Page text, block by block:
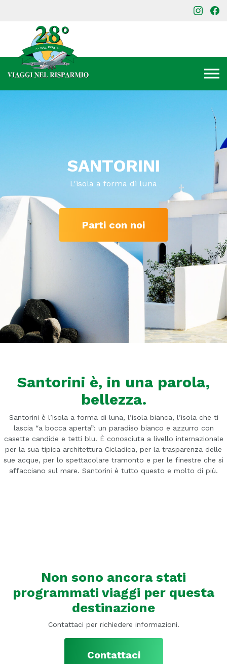
SANTORINI
L'isola a forma di luna
Parti con noi
Santorini è, in una parola,
bellezza.
Santorini è l’isola a forma di luna, l’isola bianca, l’isola che ti
lascia “a bocca aperta”: un paradiso bianco e azzurro con
casette candide e tetti blu. È conosciuta a livello internazionale
per la sua tipica architettura Cicladica, per la trasparenza delle
sue acque, per lo spettacolare tramonto e per le finestre che si
affacciano sul mare. Santorini è tutto questo e molto di più.
Non sono ancora stati
programmati viaggi per questa
destinazione
Contattaci per richiedere informazioni.
Contattaci